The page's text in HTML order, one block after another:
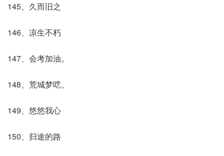
145、久而旧之
146、凉生不朽
147、会考加油。
148、荒城梦呓。
149、悠悠我心
150、归途的路